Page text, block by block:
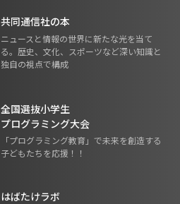
共同通信社の本
ニュースと情報の世界に新たな光を当て
る。歴史、文化、スポーツなど深い知識と
独自の視点で構成
全国選抜小学生
プログラミング大会
「プログラミング教育」で未来を創造する
子どもたちを応援！！
はばたけラボ